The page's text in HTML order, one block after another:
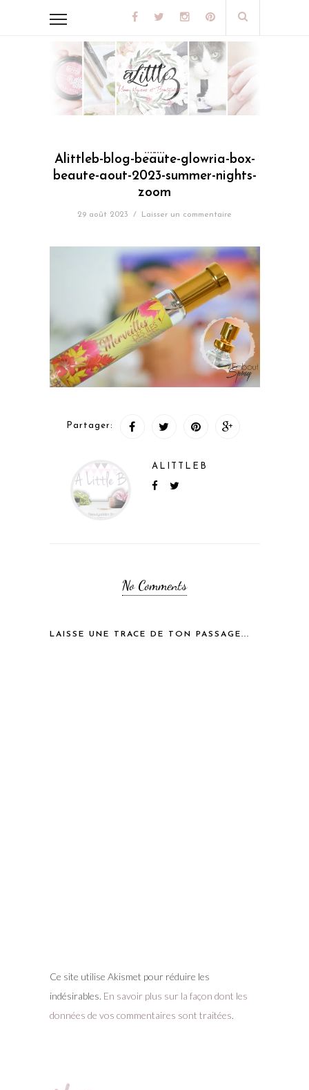
Alittleb-blog-beaute-glowria-box-
beaute-aout-2023-summer-nights-
zoom
29 août 2023 / Laisser un commentaire
Partager:
ALITTLEB
No Comments
LAISSE UNE TRACE DE TON PASSAGE...
Ce site utilise Akismet pour réduire les
indésirables. En savoir plus sur la façon dont les
données de vos commentaires sont traitées.